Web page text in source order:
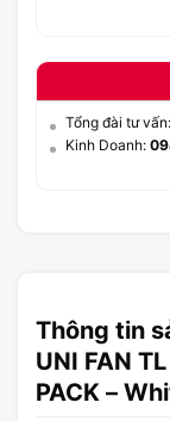
Tổng đài tư
Kinh Doanh:
Thông tin
UNI FAN
PACK –